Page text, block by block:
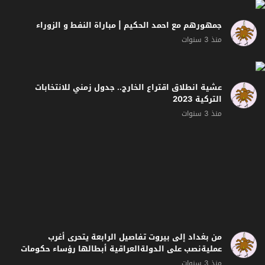
جمهورهم مع احمد الحكيم | مباراة النفط و الزوراء
منذ 3 سنوات
عشية انطلاق اقتراع الخارج.. جدول زمني للانتخابات
التركية 2023
منذ 3 سنوات
عضو النزاهة النيابية سعود الساعدي يتحدث لتفاصيل
الرابعة عن ملف السلة الغذائية وتقصير وزارة التجارة
منذ 3 سنوات